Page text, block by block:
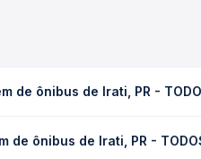
de ônibus de Irati, PR -
Na Quero Passagem você
de ônibus de Irati, PR -